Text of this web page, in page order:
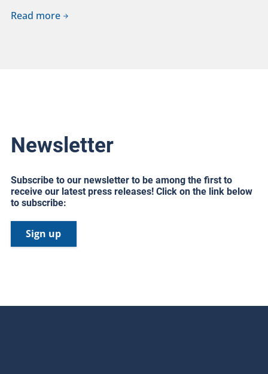
Read more
Newsletter
Subscribe to our newsletter to be among the first to
receive our latest press releases! Click on the link below
to subscribe:
Sign up